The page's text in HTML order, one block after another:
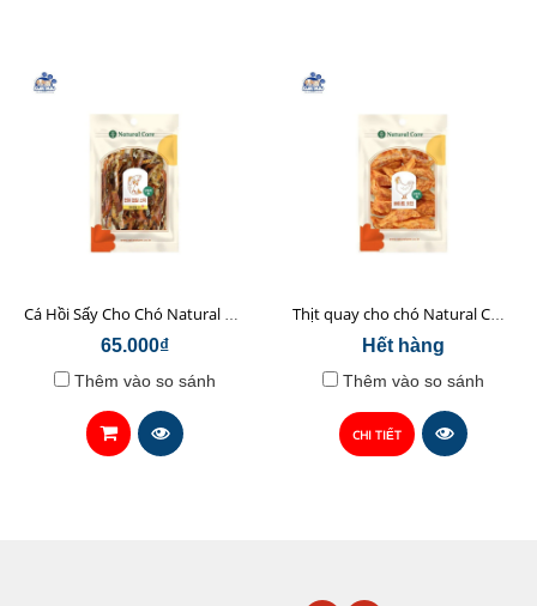
Cá Hồi Sấy Cho Chó Natural Core 45gr
65.000₫
Thêm vào so sánh
Thịt quay cho chó Natural Core 70g
Hết hàng
Thêm vào so sánh
CHI TIẾT